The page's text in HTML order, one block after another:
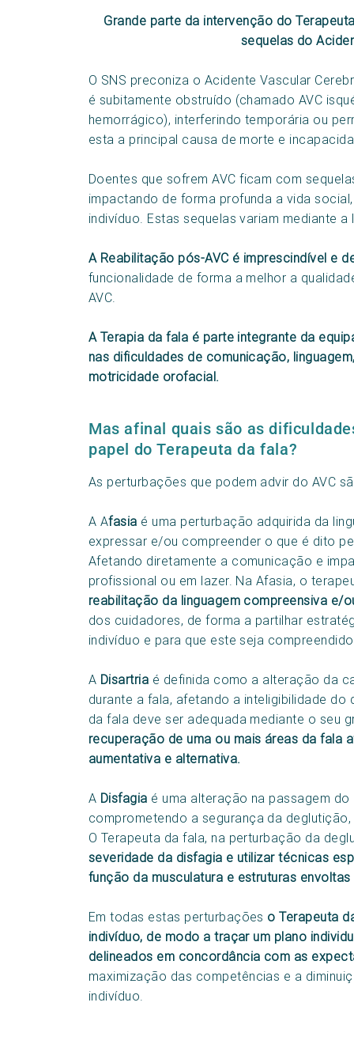
Grande parte da intervenção do
sequelas do
O SNS preconiza o Acidente Vascular
é subitamente obstruído (chamado AVC
hemorrágico), interferindo temporária ou
esta a principal causa de morte e
Doentes que sofrem AVC ficam com
impactando de forma profunda a vida
indivíduo. Estas sequelas variam mediante
A Reabilitação pós-AVC é imprescindível e
funcionalidade de forma a melhor a
AVC.
A Terapia da fala é parte integrante da
nas dificuldades de comunicação,
motricidade orofacial.
Mas afinal quais são as
papel do Terapeuta da fala?
As perturbações que podem advir do AVC
A Afasia é uma perturbação adquirida da
expressar e/ou compreender o que é dito
Afetando diretamente a comunicação e
profissional ou em lazer. Na Afasia, o
reabilitação da linguagem compreensiva e/
dos cuidadores, de forma a partilhar
indivíduo e para que este seja
A Disartria é definida como a alteração da
durante a fala, afetando a inteligibilidade
da fala deve ser adequada mediante o seu
recuperação de uma ou mais áreas da fala
aumentativa e alternativa.
A Disfagia é uma alteração na passagem
comprometendo a segurança da
O Terapeuta da fala, na perturbação da
severidade da disfagia e utilizar técnicas
função da musculatura e estruturas
Em todas estas perturbações o Terapeuta
indivíduo, de modo a traçar um plano
delineados em concordância com as
maximização das competências e a
indivíduo.